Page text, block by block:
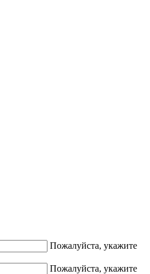
Пожалуйста, укажите
Пожалуйста, укажите